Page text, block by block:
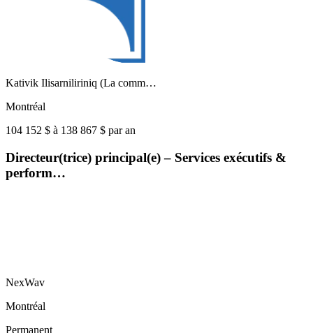
Kativik Ilisarniliriniq (La comm…
Montréal
104 152 $ à 138 867 $ par an
Directeur(trice) principal(e) – Services exécutifs &
perform…
NexWav
Montréal
Permanent